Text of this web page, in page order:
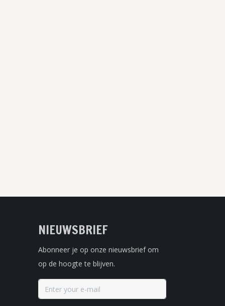
NIEUWSBRIEF
Abonneer je op onze nieuwsbrief om
op de hoogte te blijven.